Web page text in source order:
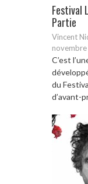
Festival
Partie
Vincent
C’est
du
d’avant-